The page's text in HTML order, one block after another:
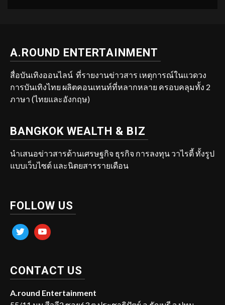
A.ROUND ENTERTAINMENT
สื่อบันเทิงออนไลน์ ที่รายงานข่าวสาร เหตุการณ์ในแวดวง
การบันเทิงไทย ผลิตคอนเทนท์ที่หลากหลาย ครอบคลุมทั้ง 2
ภาษา (ไทยและอังกฤษ)
BANGKOK WEALTH & BIZ
นำเสนอข่าวสารด้านเศรษฐกิจ ธุรกิจ การลงทุน วาไรตี้ ทั้งรูป
แบบเว็บไซต์ และนิตยสารรายเดือน
FOLLOW US
twitter youtube
CONTACT US
A.round Entertainment